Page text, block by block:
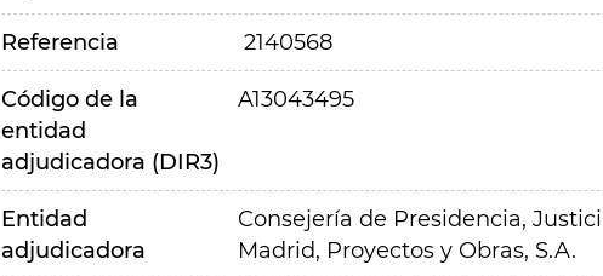
Referencia 2140568
Código de la
entidad
adjudicadora (DIR3)
A13043495
Entidad
adjudicadora
Consejería de Presidencia,
Madrid, Proyectos y Obras, S.A.